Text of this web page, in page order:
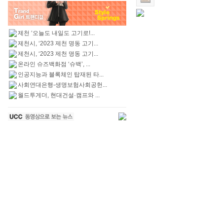
제천 ‘오늘도 내일도 고기로!...
제천시, ‘2023 제천 명동 고기...
제천시, ‘2023 제천 명동 고기...
온라인 슈즈백화점 ‘슈백’, ...
인공지능과 블록체인 탑재된 타...
사회연대은행-생명보험사회공헌...
월드투게더, 현대건설·캠프와 ...